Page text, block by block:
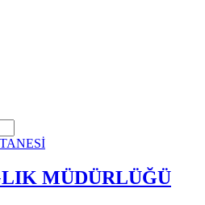
MÜDÜRLÜĞÜ